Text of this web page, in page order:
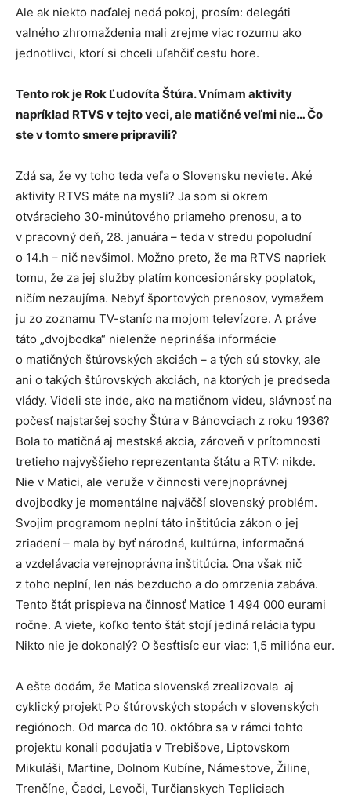
Ale ak niekto naďalej nedá pokoj, prosím: delegáti
valného zhromaždenia mali zrejme viac rozumu ako
jednotlivci, ktorí si chceli uľahčiť cestu hore.
Tento rok je Rok Ľudovíta Štúra. Vnímam aktivity
napríklad RTVS v tejto veci, ale matičné veľmi nie… Čo
ste v tomto smere pripravili?
Zdá sa, že vy toho teda veľa o Slovensku neviete. Aké
aktivity RTVS máte na mysli? Ja som si okrem
otváracieho 30-minútového priameho prenosu, a to
v pracovný deň, 28. januára – teda v stredu popoludní
o 14.h – nič nevšimol. Možno preto, že ma RTVS napriek
tomu, že za jej služby platím koncesionársky poplatok,
ničím nezaujíma. Nebyť športových prenosov, vymažem
ju zo zoznamu TV-staníc na mojom televízore. A práve
táto „dvojbodka“ nielenže neprináša informácie
o matičných štúrovských akciách – a tých sú stovky, ale
ani o takých štúrovských akciách, na ktorých je predseda
vlády. Videli ste inde, ako na matičnom videu, slávnosť na
počesť najstaršej sochy Štúra v Bánovciach z roku 1936?
Bola to matičná aj mestská akcia, zároveň v prítomnosti
tretieho najvyššieho reprezentanta štátu a RTV: nikde.
Nie v Matici, ale veruže v činnosti verejnoprávnej
dvojbodky je momentálne najväčší slovenský problém.
Svojim programom neplní táto inštitúcia zákon o jej
zriadení – mala by byť národná, kultúrna, informačná
a vzdelávacia verejnoprávna inštitúcia. Ona však nič
z toho neplní, len nás bezducho a do omrzenia zabáva.
Tento štát prispieva na činnosť Matice 1 494 000 eurami
ročne. A viete, koľko tento štát stojí jediná relácia typu
Nikto nie je dokonalý? O šesťtisíc eur viac: 1,5 milióna eur.
A ešte dodám, že Matica slovenská zrealizovala aj
cyklický projekt Po štúrovských stopách v slovenských
regiónoch. Od marca do 10. októbra sa v rámci tohto
projektu konali podujatia v Trebišove, Liptovskom
Mikuláši, Martine, Dolnom Kubíne, Námestove, Žiline,
Trenčíne, Čadci, Levoči, Turčianskych Tepliciach